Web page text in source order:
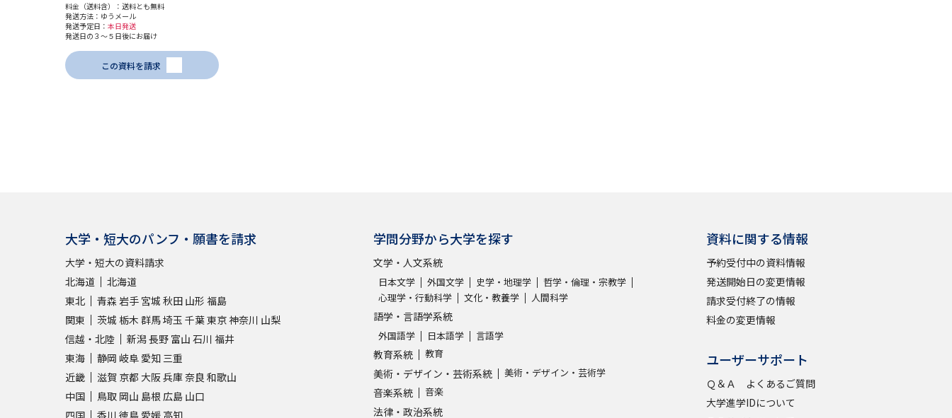
学問検索
大学で学びたい学問発見
学問のミニ講義「夢ナビ講義」 学問の教科書 夢ナビライブ
料金（送料含）：送料とも無料
発送方法：ゆうメール
発送予定日： 本日発送
発送日の３～５日後にお届け
この資料を請求
大学・短大のパンフ・願書を請求
大学・短大の資料請求
北海道
北海道
東北
青森 岩手 宮城 秋田 山形 福島
関東
茨城 栃木 群馬埼玉 千葉東京神奈川 山梨
信越・北陸
新潟長野 富山 石川 福井
東海
静岡 岐阜 愛知 三重
近畿
滋賀 京都 大阪兵庫奈良 和歌山
中国
鳥取 岡山 島根 広島 山口
学問分野から大学を探す
文学・人文系統
日本文学 外国文学 史学・地理学
哲学・倫理・宗教学
心理学・行動科学
文化・教養学 人間科学
語学・言語学系統
外国語学 日本語学 言語学
教育系統 教育
美術・デザイン・芸術系統 美術・デザイン・芸術学
音楽系統 音楽
法律・政治系統
資料に関する情報
予約受付中の資料情報
発送開始日の変更情報
請求受付終了の情報
料金の変更情報
ユーザーサポート
Ｑ＆Ａ よくあるご質問
大学進学IDについて